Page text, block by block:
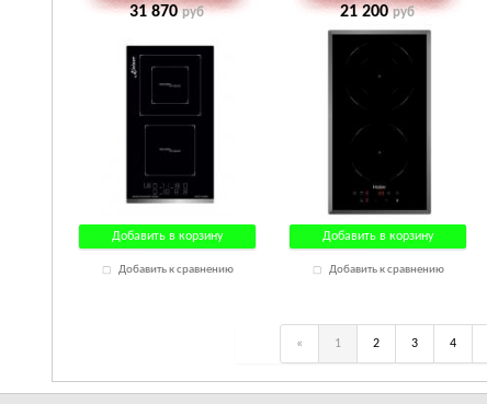
31 870руб
Добавить в корзину
Добавить к сравнению
21 200руб
Добавить в корзину
Добавить к сравнению
« 1 2 3 4